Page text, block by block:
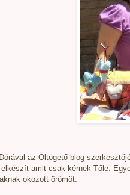
az Öltögető blog
elkészít amit csak kérnek Tőle.
okozott örömöt: